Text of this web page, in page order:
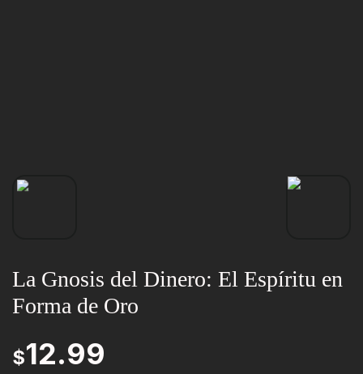
La Gnosis del Dinero: El Espíritu en
Forma de Oro
$12.99